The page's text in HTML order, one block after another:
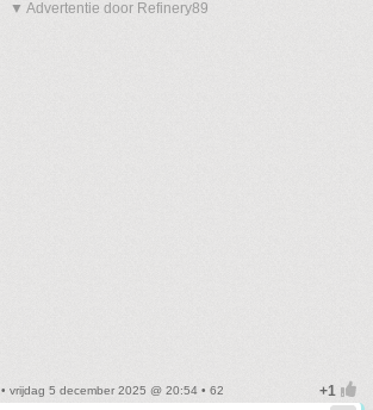
▼ Advertentie door Refinery89
• vrijdag 5 december 2025 @ 20:54 • 62